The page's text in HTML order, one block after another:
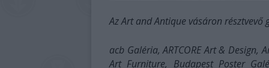
Az Art and Antique vásáron résztvevő
acb Galéria, ARTCORE Art & Design,
Art Furniture, Budapest Poster